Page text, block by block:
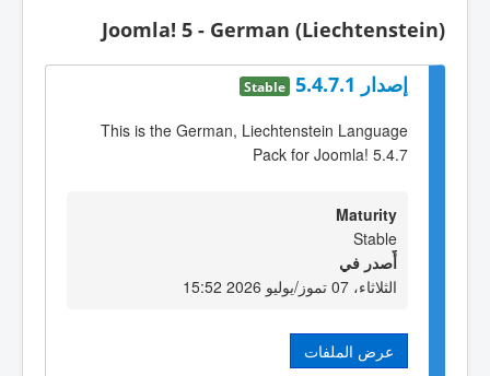
Joomla! 5 - German (Liechtenstein)
إصدار 5.4.7.1 Stable
This is the German, Liechtenstein Language
Pack for Joomla! 5.4.7
Maturity
Stable
أٌصدر في
الثلاثاء، 07 تموز/يوليو 2026 15:52
عرض الملفات